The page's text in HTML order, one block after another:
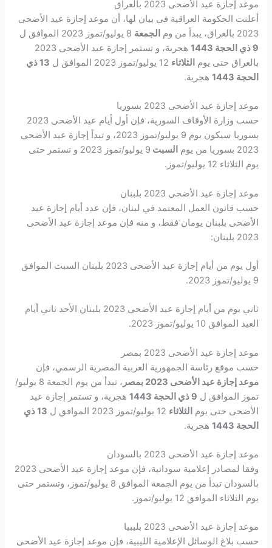
موعد إجازة عيد الأضحى 2023 بالعراق
أعلنت الحكومة العراقية في بيان لها، أن موعد إجازة عيد الأضحى
2023 بالعراق، يبدأ من وم
الجمعة
9 ذي الحجة 1443
هجرية، و تستمر إجازة عيد الأضحى 2023
بالعراق حتى يوم الثلاثاء
13 ذي
الحجة 1443
هجرية.
موعد إجازة عيد الأضحى 2023 بسوريا
حسب وزارة الأوقاف السورية، فإن أول أيام عيد الأضحى 2023
بسوريا سيكون يوم 9 يوليو/تموز 2023، و تبدأ إجازة عيد الأضحى
2023 بسوريا من يوم
السبت
9 يوليو/تموز 2023 و تستمر حتى
يوم الثلاثاء 12 يوليو/تموز.
موعد إجازة عيد الأضحى 2023 بلبنان
حسب قانون العمل المعتمد في لبنان، فإن عدد أيام إجازة عيد
الأضحى بلبنان يومان فقط، و منه فإن موعد إجازة عيد الأضحى
2023 بلبنان:
أول يوم من أيام إجازة عيد الأضحى 2023 بلبنان السبت الموافق
9 يوليو/تموز 2023.
ثاني يوم من أيام إجازة عيد الأضحى 2023 بلبنان الأحد ثاني أيام
العيد الموافق 10 يوليو/تموز 2023.
موعد إجازة عيد الأضحى 2023 بمصر
حسب موقع رئاسة الجمهورية العربية المصرية الرسمي، فإن
موعد إجازة عيد الأضحى 2023 بمصر
، تبدأ من يوم الجمعة 8 يوليو/
تموز الموافق ل 9 ذي الحجة 1443
هجرية، و تستمر إجازة عيد
الأضحى حتى يوم الثلاثاء
13 ذي
الحجة 1443
هجرية.
موعد إجازة عيد الأضحى 2023 بالسودان
وفقا لمصادر إعلامية سودانية، فإن موعد إجازة عيد الأضحى 2023
بالسودان تبدأ من يوم الجمعة الموافق 8 يوليو/تموز، وتستمر حتى
يوم الثلاثاء الموافق 12 يوليو/تموز.
موعد إجازة عيد الأضحى 2023 بليبيا
حسب بلاغ الوسائل الإعلامية الليبية، فإن موعد إجازة عيد الأضحى